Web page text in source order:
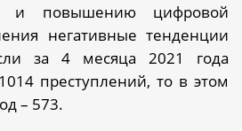
и повышению цифровой
негативные тенденции
за 4 месяца 2021 года
преступлений, то в этом
– 573.